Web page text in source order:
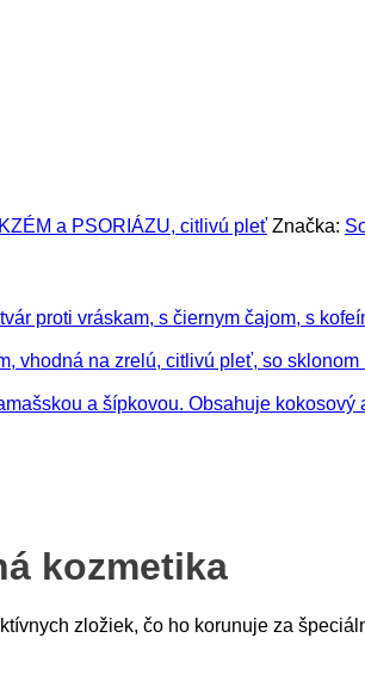
a PSORIÁZU, citlivú pleť Značka:
kozmetika
zložiek, čo ho korunuje za